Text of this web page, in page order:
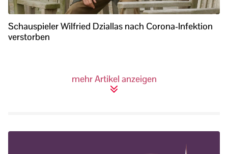
Schauspieler Wilfried Dziallas nach Corona-Infektion
verstorben
mehr Artikel anzeigen